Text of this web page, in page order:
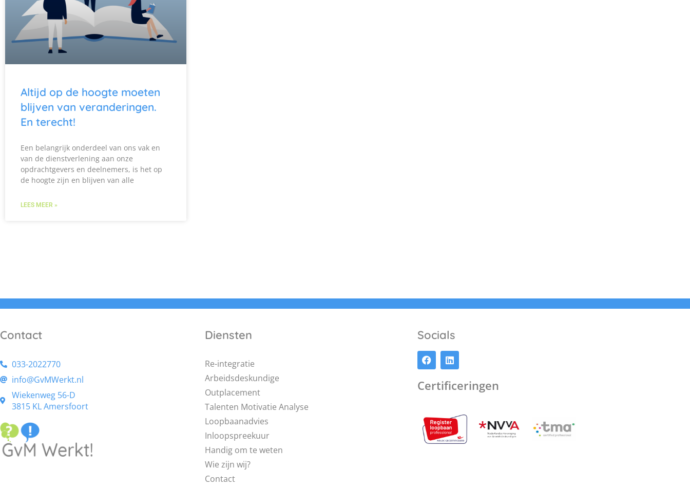
Altijd op de hoogte moeten
blijven van veranderingen.
En terecht!
Een belangrijk onderdeel van ons vak en
van de dienstverlening aan onze
opdrachtgevers en deelnemers, is het op
de hoogte zijn en blijven van alle
LEES MEER »
Contact
033-2022770
info@GvMWerkt.nl
Wiekenweg 56-D
3815 KL Amersfoort
Diensten
Re-integratie
Arbeidsdeskundige
Outplacement
Talenten Motivatie Analyse
Loopbaanadvies
Inloopspreekuur
Handig om te weten
Wie zijn wij?
Contact
Socials
Certificeringen